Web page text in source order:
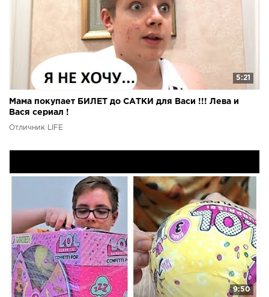
5:21
Мама покупает БИЛЕТ до САТКИ для Васи !!! Лева и
Вася сериал !
Отличник LIFE
9:50